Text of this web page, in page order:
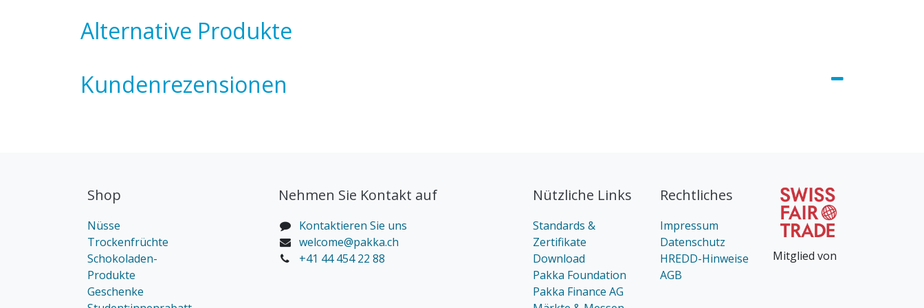
Alternative Produkte
Kundenrezensionen
Nützliche Links
Standards &
Zertifikate
Download
Pakka Foundation
Pakka Finance AG
Shop
Nüsse
Trockenfrüchte
Schokoladen-
Produkte
Geschenke
Rechtliches
Impressum
Datenschutz
HREDD-Hinweise
AGB
Nehmen Sie Kontakt auf
Kontaktieren Sie uns
welcome@pakka.ch
+41 44 454 22 88
Mitglied von